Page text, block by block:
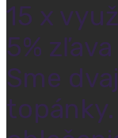
15 x
5%
Sme